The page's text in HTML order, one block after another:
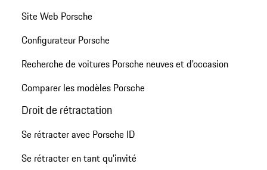
Site Web Porsche
Configurateur Porsche
Recherche de voitures Porsche neuves et d'occasion
Comparer les modèles Porsche
Droit de rétractation
Se rétracter avec Porsche ID
Se rétracter en tant qu’invité